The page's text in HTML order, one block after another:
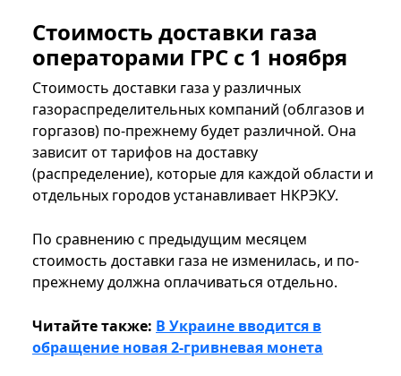
Стоимость доставки газа
операторами ГРС с 1 ноября
Стоимость доставки газа у различных
газораспределительных компаний (облгазов и
горгазов) по-прежнему будет различной. Она
зависит от тарифов на доставку
(распределение), которые для каждой области и
отдельных городов устанавливает НКРЭКУ.
По сравнению с предыдущим месяцем
стоимость доставки газа не изменилась, и по-
прежнему должна оплачиваться отдельно.
Читайте также: В Украине вводится в
обращение новая 2-гривневая монета